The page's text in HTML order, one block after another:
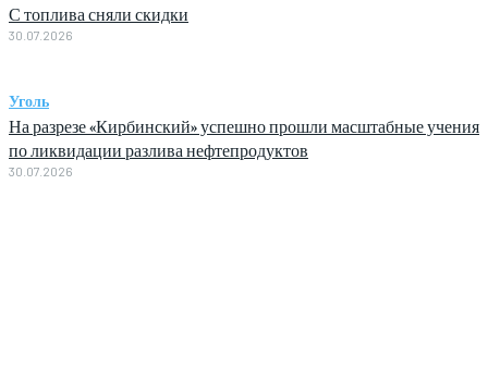
С топлива сняли скидки
30.07.2026
Уголь
На разрезе «Кирбинский» успешно прошли масштабные учения
по ликвидации разлива нефтепродуктов
30.07.2026